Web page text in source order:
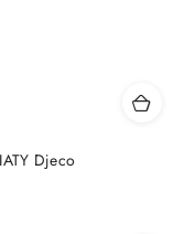
Djeco